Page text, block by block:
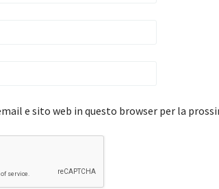
e sito web in questo browser per la